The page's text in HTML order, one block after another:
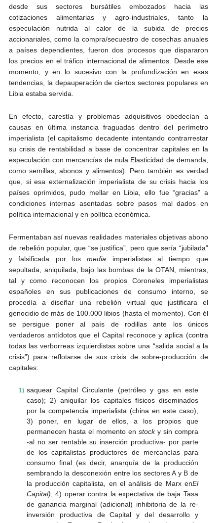
desde sus sectores bursátiles embozados hacia las
cotizaciones alimentarias y agro-industriales, tanto la
especulación nutrida al calor de la subida de precios
accionariales, como la compra/secuestro de cosechas anuales
a países dependientes, fueron dos procesos que dispararon
los precios en el tráfico internacional de alimentos. Desde ese
momento, y en lo sucesivo con la profundización en esas
tendencias, la depauperación de ciertos sectores populares en
Libia estaba servida.
En efecto, carestía y problemas adquisitivos obedecían a
causas en última instancia fraguadas dentro del perímetro
imperialista (el capitalismo decadente intentando contrarrestar
su crisis de rentabilidad a base de concentrar capitales en la
especulación con mercancías de nula Elasticidad de demanda,
como semillas, abonos y alimentos). Pero también es verdad
que, si esa externalización imperialista de su crisis hacia los
países oprimidos, pudo mellar en Libia, ello fue “gracias” a
condiciones internas asentadas sobre pasos mal dados en
política internacional y en política económica.
Fermentaban así nuevas realidades materiales objetivas abono
de rebelión popular, que “se justifica”, pero que sería “jubilada”
y falsificada por losmedia imperialistas al tiempo que
sepultada, aniquilada, bajo las bombas de la OTAN, mientras,
tal y como reconocen los propios Coroneles imperialistas
españoles en sus publicaciones de consumo interno, se
procedía a diseñar una rebelión virtual que justificara el
genocidio de más de 100.000 libios (hasta el momento). Con él
se persigue poner al país de rodillas ante los únicos
verdaderos antídotos que el Capital reconoce y aplica (contra
todas las verborreas izquierdistas sobre una “salida social a la
crisis”) para reflotarse de sus crisis de sobre-producción de
capitales:
saquear Capital Circulante (petróleo y gas en este
caso); 2) aniquilar los capitales físicos diseminados
por la competencia imperialista (china en este caso);
3) poner, en lugar de ellos, a los propios que
permanecen hasta el momento en stock y sin compra
-al no ser rentable su inserción productiva- por parte
de los capitalistas productores de mercancías para
consumo final (es decir, anarquía de la producción
sembrando la desconexión entre los sectores A y B de
la producción capitalista, en el análisis de Marx enEl
Capital); 4) operar contra la expectativa de baja Tasa
de ganancia marginal (adicional) inhibitoria de la re-
inversión productiva de Capital y del desarrollo y